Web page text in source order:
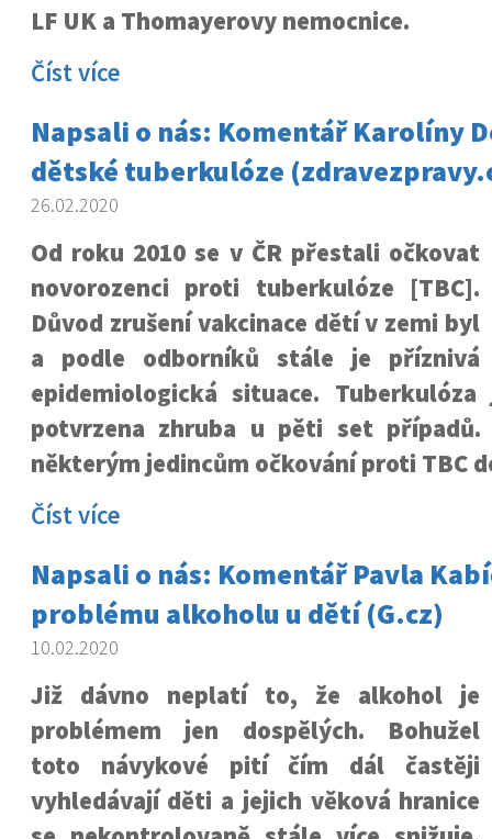
LF UK a Thomayerovy nemocnice.
Číst více
Napsali o nás: Komentář Karolíny
dětské tuberkulóze
26.02.2020
Od roku 2010 se v ČR přestali očkovat
novorozenci proti tuberkulóze [TBC].
Důvod zrušení vakcinace dětí v zemi byl
a podle odborníků stále je příznivá
epidemiologická situace.
potvrzena zhruba u pěti set
některým jedincům očkování proti TBC
Číst více
Napsali o nás: Komentář Pavla
problému alkoholu u dětí (G.cz)
10.02.2020
Již dávno neplatí to, že alkohol je
problémem jen dospělých. Bohužel
toto návykové pití čím dál častěji
vyhledávají děti a jejich věková hranice